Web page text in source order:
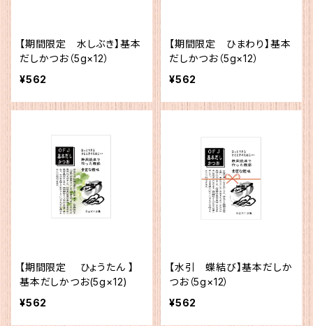
【期間限定 水しぶき】基本
だしかつお（5g×12）
¥562
【期間限定 ひまわり】基本
だしかつお（5g×12）
¥562
【期間限定 ひょうたん 】
基本だしかつお(5g×12)
¥562
【水引 蝶結び】基本だしか
つお（5g×12）
¥562